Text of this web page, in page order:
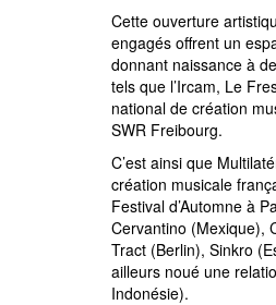
Cette ouverture
engagés offrent un
donnant naissance à
tels que l’Ircam, Le
national de création
SWR Freibourg.
C’est ainsi que
création musicale
Festival d’Automne à
Cervantino (Mexique),
Tract (Berlin), Sinkro
ailleurs noué une
Indonésie).